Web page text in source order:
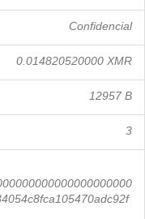
Confidencial
0.014820520000 XMR
12957 B
3